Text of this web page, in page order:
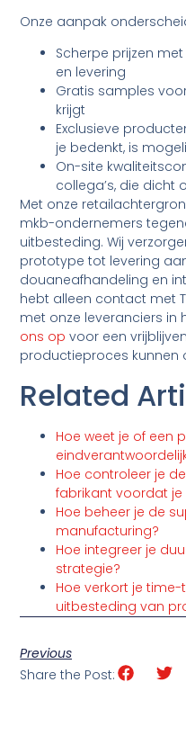
Onze aanpak
Scherpe prijzen
en levering
Gratis samples
krijgt
Exclusieve
je bedenkt, is
On-site
collega’s, die dicht
Met onze
mkb-ondernemers
uitbesteding. Wij
prototype tot levering
douaneafhandeling en
hebt alleen contact met
met onze leveranciers in
ons op voor een
productieproces kunnen
Related
Hoe weet je of een
Hoe controleer je
fabrikant voordat je
Hoe beheer je de
manufacturing?
Hoe integreer je
strategie?
Hoe verkort je
uitbesteding van
Previous
Share the Post: